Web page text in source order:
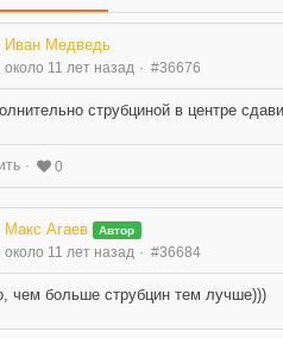
Иван Медведь
около 11 лет назад #36676
струбциной в центре
0
Макс Агаев Автор
около 11 лет назад #36684
чем больше струбцин тем лучше)))